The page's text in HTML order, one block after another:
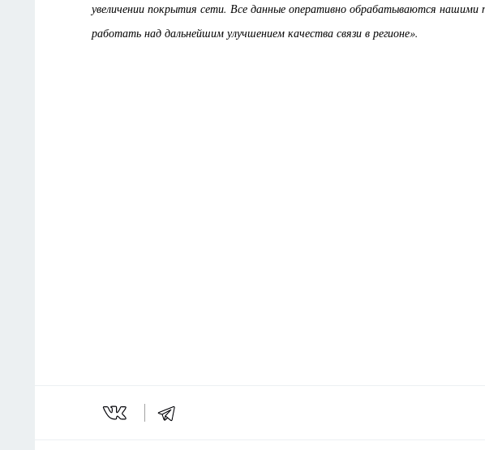
увеличении покрытия сети. Все данные оперативно обрабатываются
работать над дальнейшим улучшением качества связи в регионе».